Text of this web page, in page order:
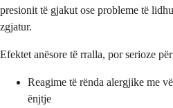
presionit të gjakut ose probleme të
zgjatur.
Efektet anësore të rralla, por serioze
Reagime të rënda alergjike me
ënjtje